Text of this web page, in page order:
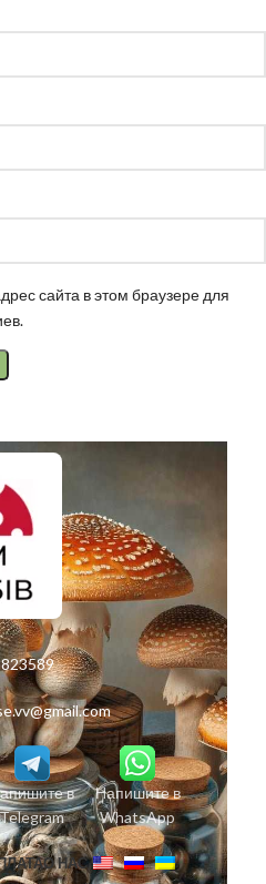
сайта в этом браузере для
в
Telegram
Напишите в
WhatsApp
О НАС